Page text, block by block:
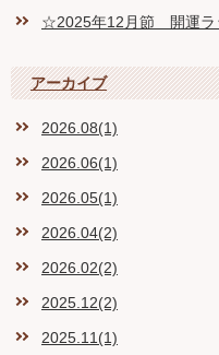
☆2025年12月節 開運ラ
アーカイブ
2026.08(1)
2026.06(1)
2026.05(1)
2026.04(2)
2026.02(2)
2025.12(2)
2025.11(1)